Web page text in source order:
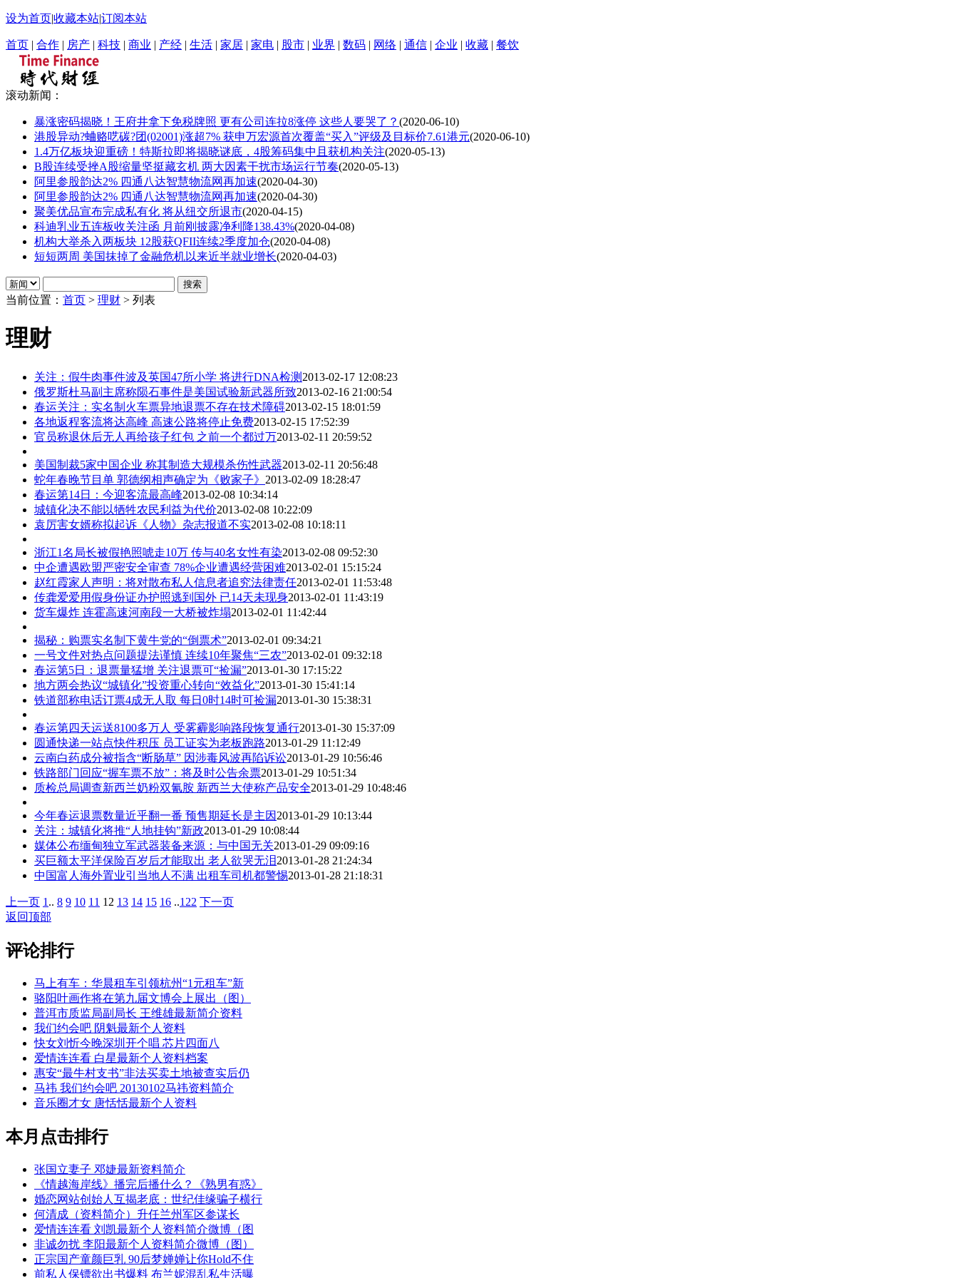
设为首页|收藏本站|订阅本站
首页 | 合作 | 房产 | 科技 | 商业 | 产经 | 生活 | 家居 | 家电 | 股市 | 业界 | 数码 | 网络 | 通信 | 企业 | 收藏 | 餐饮
滚动新闻：
暴涨密码揭晓！王府井拿下免税牌照 更有公司连拉8涨停 这些人要哭了？ (2020-06-10)
港股异动?蛐赂呓碳?团(02001)涨超7% 获申万宏源首次覆盖“买入”评级及目标价7.61港元(2020-06-10)
1.4万亿板块迎重磅！特斯拉即将揭晓谜底，4股筹码集中且获机构关注(2020-05-13)
B股连续受挫A股缩量坚挺藏玄机 两大因素干扰市场运行节奏(2020-05-13)
阿里参股韵达2% 四通八达智慧物流网再加速(2020-04-30)
阿里参股韵达2% 四通八达智慧物流网再加速(2020-04-30)
聚美优品宣布完成私有化 将从纽交所退市(2020-04-15)
科迪乳业五连板收关注函 月前刚披露净利降138.43%(2020-04-08)
机构大举杀入两板块 12股获QFII连续2季度加仓(2020-04-08)
短短两周 美国抹掉了金融危机以来近半就业增长(2020-04-03)
当前位置： 首页 > 理财 > 列表
理财
关注：假牛肉事件波及英国47所小学 将进行DNA检测 2013-02-17 12:08:23
俄罗斯杜马副主席称陨石事件是美国试验新武器所致2013-02-16 21:00:54
春运关注：实名制火车票异地退票不存在技术障碍2013-02-15 18:01:59
各地返程客流将达高峰 高速公路将停止免费2013-02-15 17:52:39
官员称退休后无人再给孩子红包 之前一个都过万2013-02-11 20:59:52
美国制裁5家中国企业 称其制造大规模杀伤性武器2013-02-11 20:56:48
蛇年春晚节目单 郭德纲相声确定为《败家子》 2013-02-09 18:28:47
春运第14日：今迎客流最高峰2013-02-08 10:34:14
城镇化决不能以牺牲农民利益为代价2013-02-08 10:22:09
袁厉害女婿称拟起诉《人物》杂志报道不实2013-02-08 10:18:11
浙江1名局长被假艳照唬走10万 传与40名女性有染2013-02-08 09:52:30
中企遭遇欧盟严密安全审查 78%企业遭遇经营困难2013-02-01 15:15:24
赵红霞家人声明：将对散布私人信息者追究法律责任2013-02-01 11:53:48
传龚爱爱用假身份证办护照逃到国外 已14天未现身2013-02-01 11:43:19
货车爆炸 连霍高速河南段一大桥被炸塌2013-02-01 11:42:44
揭秘：购票实名制下黄牛党的“倒票术”2013-02-01 09:34:21
一号文件对热点问题提法谨慎 连续10年聚焦“三农”2013-02-01 09:32:18
春运第5日：退票量猛增 关注退票可“捡漏”2013-01-30 17:15:22
地方两会热议“城镇化”投资重心转向“效益化”2013-01-30 15:41:14
铁道部称电话订票4成无人取 每日0时14时可捡漏2013-01-30 15:38:31
春运第四天运送8100多万人 受雾霾影响路段恢复通行2013-01-30 15:37:09
圆通快递一站点快件积压 员工证实为老板跑路2013-01-29 11:12:49
云南白药成分被指含“断肠草” 因涉毒风波再陷诉讼2013-01-29 10:56:46
铁路部门回应“握车票不放”：将及时公告余票2013-01-29 10:51:34
质检总局调查新西兰奶粉双氰胺 新西兰大使称产品安全2013-01-29 10:48:46
今年春运退票数量近乎翻一番 预售期延长是主因 2013-01-29 10:13:44
关注：城镇化将推“人地挂钩”新政2013-01-29 10:08:44
媒体公布缅甸独立军武器装备来源：与中国无关2013-01-29 09:09:16
买巨额太平洋保险百岁后才能取出 老人欲哭无泪2013-01-28 21:24:34
中国富人海外置业引当地人不满 出租车司机都警惕2013-01-28 21:18:31
上一页 1 .. 8 9 10 11 12 13 14 15 16 ..122 下一页
返回顶部
评论排行
马上有车：华晨租车引领杭州“1元租车”新
骆阳叶画作将在第九届文博会上展出（图）
普洱市质监局副局长 王维雄最新简介资料
我们约会吧 阴魁最新个人资料
快女刘忻今晚深圳开个唱 芯片四面八
爱情连连看 白星最新个人资料档案
惠安“最牛村支书”非法买卖土地被查实后仍
马祎 我们约会吧 20130102马祎资料简介
音乐圈才女 唐恬恬最新个人资料
本月点击排行
张国立妻子 邓婕最新资料简介
《情越海岸线》播完后播什么？《熟男有惑》
婚恋网站创始人互揭老底：世纪佳缘骗子横行
何清成（资料简介）升任兰州军区参谋长
爱情连连看 刘凯最新个人资料简介微博（图
非诚勿扰 李阳最新个人资料简介微博（图）
正宗国产童颜巨乳 90后梦婵婵让你Hold不住
前私人保镖欲出书爆料 布兰妮混乱私生活曝